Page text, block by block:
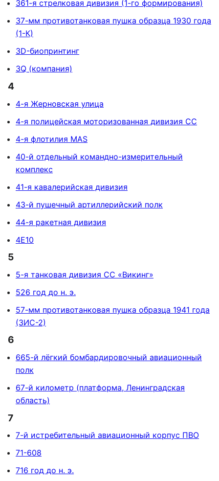
361-я стрелковая дивизия (1-го формирования)
37-мм противотанковая пушка образца 1930 года
(1-К)
3D-биопринтинг
3Q (компания)
4
4-я Жерновская улица
4-я полицейская моторизованная дивизия СС
4-я флотилия MAS
40-й отдельный командно-измерительный
комплекс
41-я кавалерийская дивизия
43-й пушечный артиллерийский полк
44-я ракетная дивизия
4E10
5
5-я танковая дивизия СС «Викинг»
526 год до н. э.
57-мм противотанковая пушка образца 1941 года
(ЗИС-2)
6
665-й лёгкий бомбардировочный авиационный
полк
67-й километр (платформа, Ленинградская
область)
7
7-й истребительный авиационный корпус ПВО
71-608
716 год до н. э.